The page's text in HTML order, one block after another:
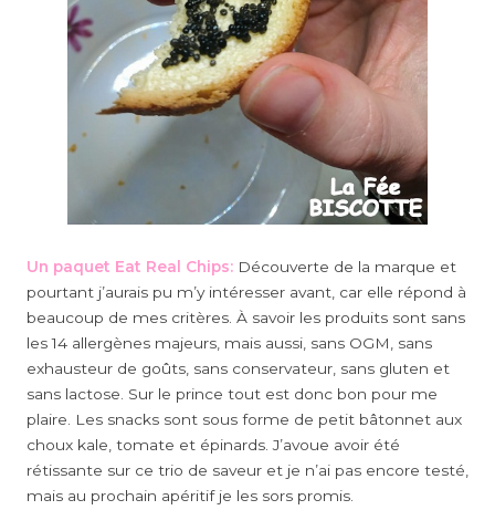
Un paquet Eat Real Chips: Découverte de la marque et
pourtant j’aurais pu m’y intéresser avant, car elle répond à
beaucoup de mes critères. À savoir les produits sont sans
les 14 allergènes majeurs, mais aussi, sans OGM, sans
exhausteur de goûts, sans conservateur, sans gluten et
sans lactose. Sur le prince tout est donc bon pour me
plaire. Les snacks sont sous forme de petit bâtonnet aux
choux kale, tomate et épinards. J’avoue avoir été
rétissante sur ce trio de saveur et je n’ai pas encore testé,
mais au prochain apéritif je les sors promis.